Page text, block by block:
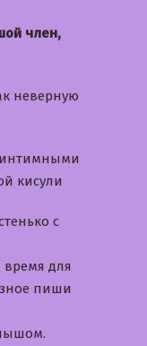
член,
неверную
интимными
кисули
с
время для
пиши